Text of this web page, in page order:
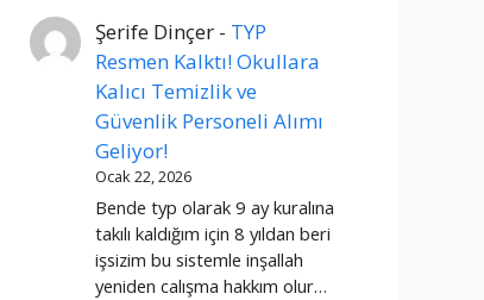
Şerife Dinçer - TYP
Resmen Kalktı! Okullara
Kalıcı Temizlik ve
Güvenlik Personeli Alımı
Geliyor!
Ocak 22, 2026
Bende typ olarak 9 ay kuralına
takılı kaldığım için 8 yıldan beri
işsizim bu sistemle inşallah
yeniden calışma hakkım olur…